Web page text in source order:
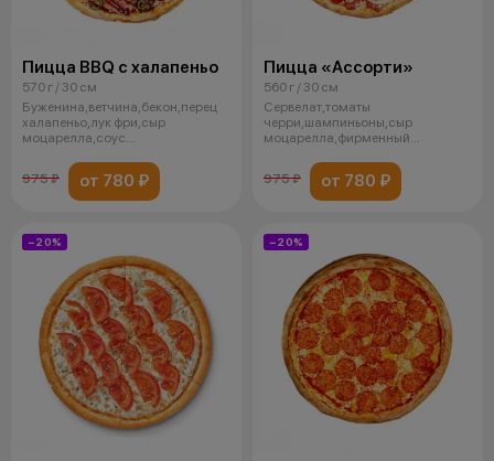
Пицца BBQ с халапеньо
570 г / 30 см
Буженина,ветчина,бекон,перец
халапеньо,лук фри,сыр
моцарелла,соус
975 ₽
от 780 ₽
Пицца «Ассорти»
560 г / 30 см
Сервелат,томаты
черри,шампиньоны,сыр
моцарелла,фирменный
975 ₽
от 780 ₽
−20% −20%